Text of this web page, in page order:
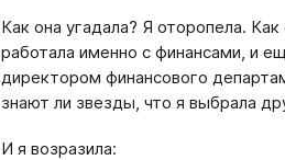
Как она угадала? Я оторопела.
работала именно с финансами, и
директором финансового
знают ли звезды, что я выбрала
И я возразила: